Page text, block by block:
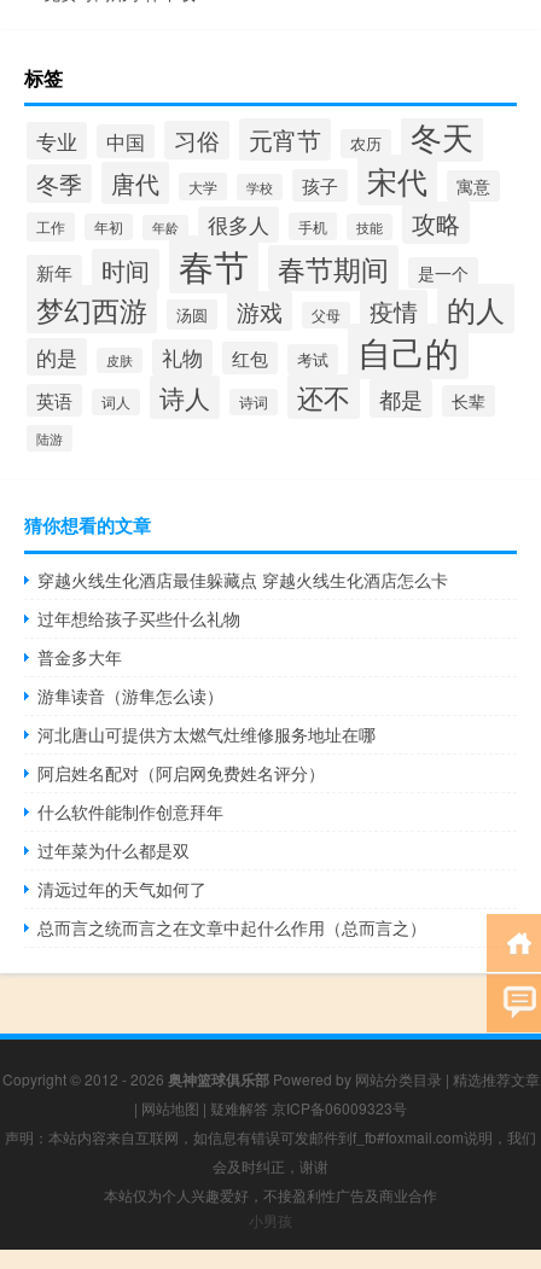
标签
专业 中国 习俗 元宵节 农历 冬天
冬季 唐代 大学 学校 孩子 宋代 寓意
工作 年初 年龄 很多人 手机 技能 攻略
新年 时间 春节 春节期间 是一个
梦幻西游 汤圆 游戏 父母 疫情 的人
的是 皮肤 礼物 红包 考试 自己的
英语 词人 诗人 诗词 还不 都是 长辈
陆游
猜你想看的文章
穿越火线生化酒店最佳躲藏点 穿越火线生化酒店怎么卡
过年想给孩子买些什么礼物
普金多大年
游隼读音（游隼怎么读）
河北唐山可提供方太燃气灶维修服务地址在哪
阿启姓名配对（阿启网免费姓名评分）
什么软件能制作创意拜年
过年菜为什么都是双
清远过年的天气如何了
总而言之统而言之在文章中起什么作用（总而言之）
Copyright © 2012 - 2026 奥神篮球俱乐部Powered by 网站分类目录 | 精选推荐文章
| 网站地图 | 疑难解答 京ICP备06009323号
声明：本站内容来自互联网，如信息有错误可发邮件到f_fb#foxmail.com说明，我们
会及时纠正，谢谢
本站仅为个人兴趣爱好，不接盈利性广告及商业合作
小男孩